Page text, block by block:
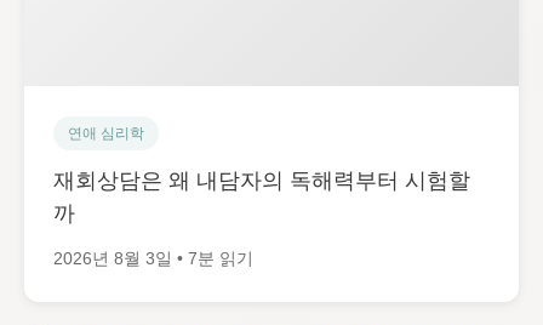
연애 심리학
재회상담은 왜 내담자의 독해력부터 시험할
까
2026년 8월 3일 • 7분 읽기